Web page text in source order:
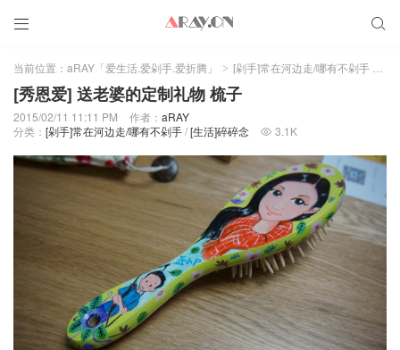
 
当前位置： aRAY「爱生活.爱剁手.爱折腾」 > [剁手]常在河边走/哪有不剁手 >
[秀恩爱] 送老婆的定制礼物 梳子
2015/02/11 11:11 PM 作者： aRAY
分类： [剁手]常在河边走/哪有不剁手/[生活]碎碎念  3.1K